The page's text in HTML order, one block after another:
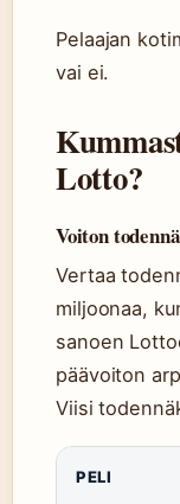
Pelaajan
vai ei.
Lotto?
Voiton
Vertaa
miljoonaa,
sanoen
päävoiton
Viisi
PELI